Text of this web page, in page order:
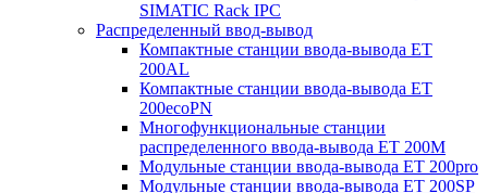
SIMATIC Rack IPC
Распределенный ввод-вывод
Компактные станции ввода-вывода ET
200AL
Компактные станции ввода-вывода ET
200ecoPN
Многофункциональные станции
распределенного ввода-вывода ET 200M
Модульные станции ввода-вывода ET 200pro
Модульные станции ввода-вывода ET 200SP